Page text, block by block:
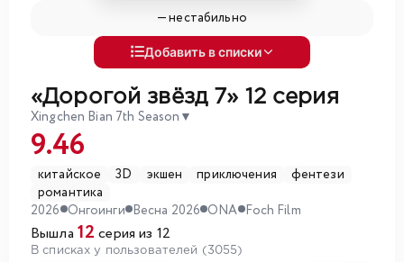
—нестабильно
Добавить в списки
«Дорогой звёзд 7» 12 серия
Xingchen Bian 7th Season ▼
9.46
китайское 3D экшен приключения
фентези
романтика
2026 Онгоинги Весна 2026 ONA Foch Film
Вышла 12 серия из 12
В списках у пользователей (3055)